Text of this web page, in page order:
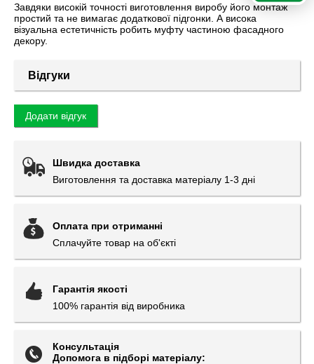
Завдяки високій точності виготовлення виробу його монтаж
простий та не вимагає додаткової підгонки. А висока
візуальна естетичність робить муфту частиною фасадного
декору.
Відгуки
Додати відгук
Швидка доставка
Виготовлення та доставка матеріалу 1-3 дні
Оплата при отриманні
Сплачуйте товар на об'єкті
Гарантія якості
100% гарантія від виробника
Консультація
Допомога в підборі матеріалу: